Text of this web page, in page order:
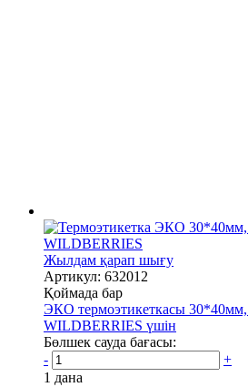
Жылдам қарап шығу
Артикул: 632012
Қоймада бар
ЭКО термоэтикеткасы 30*40мм,
WILDBERRIES үшін
Бөлшек сауда бағасы:
-
+
1 дана